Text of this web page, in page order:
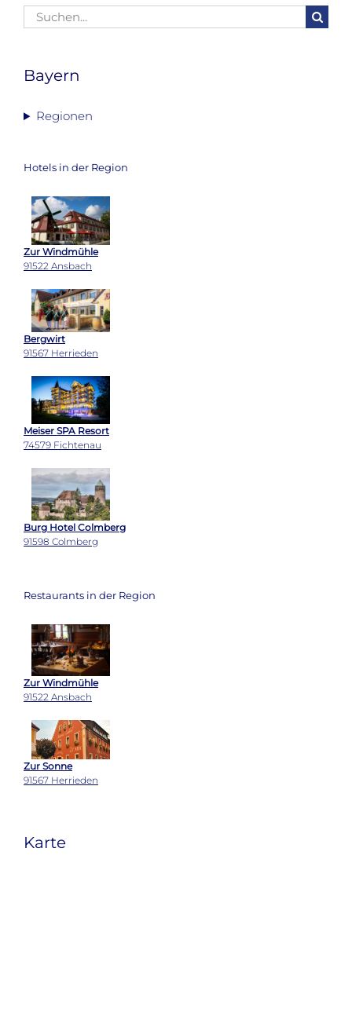
Suche
nach:
Bayern
Regionen
Hotels in der Region
Zur Windmühle
91522 Ansbach
Bergwirt
91567 Herrieden
Meiser SPA Resort
74579 Fichtenau
Burg Hotel Colmberg
91598 Colmberg
Restaurants in der Region
Zur Windmühle
91522 Ansbach
Zur Sonne
91567 Herrieden
Karte